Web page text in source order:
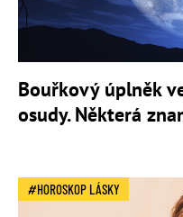
Bouřkový úplněk
osudy. Některá
HOROSKOP LÁSKY